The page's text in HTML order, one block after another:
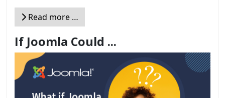
Read more …
If Joomla Could ...